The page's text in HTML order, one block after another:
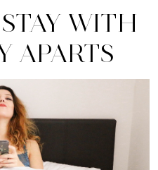
WITH
APARTS